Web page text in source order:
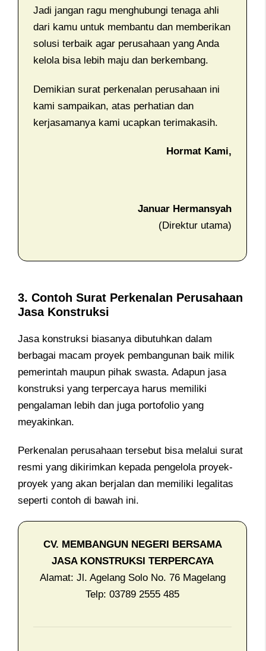
Jadi jangan ragu menghubungi tenaga ahli
dari kamu untuk membantu dan memberikan
solusi terbaik agar perusahaan yang Anda
kelola bisa lebih maju dan berkembang.
Demikian surat perkenalan perusahaan ini
kami sampaikan, atas perhatian dan
kerjasamanya kami ucapkan terimakasih.
Hormat Kami,
Januar Hermansyah
(Direktur utama)
3. Contoh Surat Perkenalan Perusahaan
Jasa Konstruksi
Jasa konstruksi biasanya dibutuhkan dalam
berbagai macam proyek pembangunan baik milik
pemerintah maupun pihak swasta. Adapun jasa
konstruksi yang terpercaya harus memiliki
pengalaman lebih dan juga portofolio yang
meyakinkan.
Perkenalan perusahaan tersebut bisa melalui surat
resmi yang dikirimkan kepada pengelola proyek-
proyek yang akan berjalan dan memiliki legalitas
seperti contoh di bawah ini.
CV. MEMBANGUN NEGERI BERSAMA
JASA KONSTRUKSI TERPERCAYA
Alamat: Jl. Agelang Solo No. 76 Magelang
Telp: 03789 2555 485